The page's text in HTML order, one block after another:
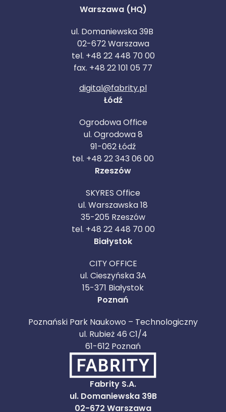
Warszawa (HQ)
ul. Domaniewska 39B
02-672 Warszawa
tel. +48 22 448 70 00
fax. +48 22 101 05 77
digital@fabrity.pl
Łódź
Ogrodowa Office
ul. Ogrodowa 8
91-062 Łódź
tel. +48 22 343 06 00
Rzeszów
SKYRES Office
ul. Warszawska 18
35-205 Rzeszów
tel. +48 22 448 70 00
Białystok
CITY OFFICE
ul. Cieszyńska 3A
15-371 Białystok
Poznań
Poznański Park Naukowo – Technologiczny
ul. Rubież 46 C1/4
61-612 Poznań
Fabrity S.A.
ul. Domaniewska 39B
02-672 Warszawa